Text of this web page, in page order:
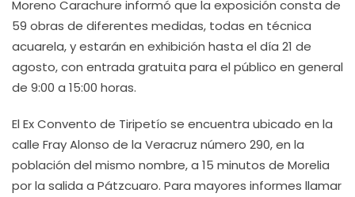
Moreno Carachure informó que la exposición consta de
59 obras de diferentes medidas, todas en técnica
acuarela, y estarán en exhibición hasta el día 21 de
agosto, con entrada gratuita para el público en general
de 9:00 a 15:00 horas.
El Ex Convento de Tiripetío se encuentra ubicado en la
calle Fray Alonso de la Veracruz número 290, en la
población del mismo nombre, a 15 minutos de Morelia
por la salida a Pátzcuaro. Para mayores informes llamar